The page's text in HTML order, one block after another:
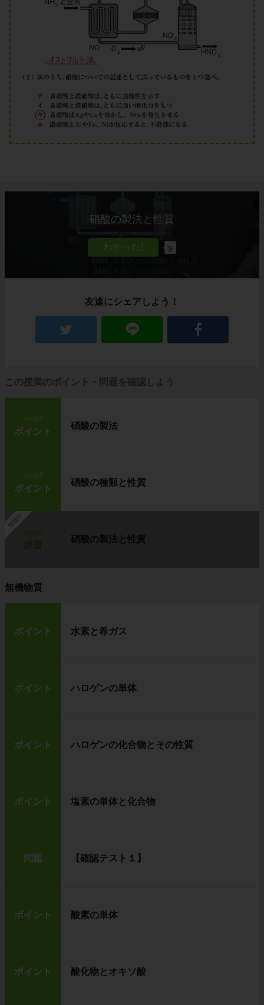
硝酸の製法と性質
9
友達にシェアしよう！
この授業のポイント・問題を確認しよう
step1
ポイント
硝酸の製法
step2
ポイント
硝酸の種類と性質
勉強中
硝酸の製法と性質
無機物質
ポイント 水素と希ガス
ポイント ハロゲンの単体
ポイント ハロゲンの化合物とその性質
ポイント 塩素の単体と化合物
問題 【確認テスト１】
ポイント 酸素の単体
ポイント 酸化物とオキソ酸